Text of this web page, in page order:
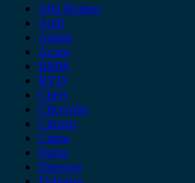
Alfa Romeo
Audi
Austin
Acura
BMW
BYD
Chery
Chevrolet
Citroen
Cupra
Dacia
Daewoo